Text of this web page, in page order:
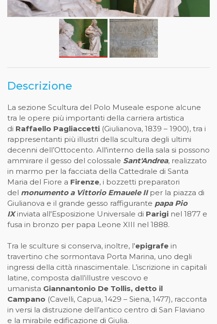
Descrizione
La sezione Scultura del Polo Museale espone alcune
tra le opere più importanti della carriera artistica
di Raffaello Pagliaccetti (Giulianova, 1839 – 1900), tra i
rappresentanti più illustri della scultura degli ultimi
decenni dell’Ottocento. All'interno della sala si possono
ammirare il gesso del colossale Sant'Andrea, realizzato
in marmo per la facciata della Cattedrale di Santa
Maria del Fiore a Firenze, i bozzetti preparatori
del monumento a Vittorio Emauele IIper la piazza di
Giulianova e il grande gesso raffigurante papa Pio
IXinviata all'Esposizione Universale di Parigi nel 1877 e
fusa in bronzo per papa Leone XIII nel 1888.
Tra le sculture si conserva, inoltre, l'epigrafe in
travertino che sormontava Porta Marina, uno degli
ingressi della città rinascimentale. L’iscrizione in capitali
latine, composta dall’illustre vescovo e
umanista Giannantonio De Tollis, detto il
Campano (Cavelli, Capua, 1429 – Siena, 1477), racconta
in versi la distruzione dell’antico centro di San Flaviano
e la mirabile edificazione di Giulia.